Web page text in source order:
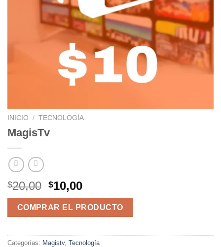
INICIO / TECNOLOGÍA
MagisTv
$20,00 El
precio
original
era:
$20,00.
$10,00El
precio
actual
es:
$10,00.
COMPRAR EL PRODUCTO
Categorías: Magistv, Tecnología